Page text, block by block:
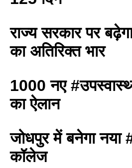
राज्य सरकार पर
का अतिरिक्त भार
1000 नए
का ऐलान
जोधपुर में बनेगा नया
कॉलेज